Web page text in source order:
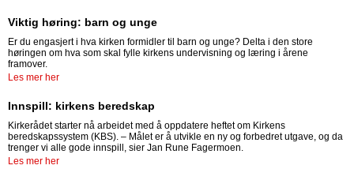
Viktig høring: barn og unge
Er du engasjert i hva kirken formidler til barn og unge? Delta i den store
høringen om hva som skal fylle kirkens undervisning og læring i årene
framover.
Les mer her
Innspill: kirkens beredskap
Kirkerådet starter nå arbeidet med å oppdatere heftet om Kirkens
beredskapssystem (KBS). – Målet er å utvikle en ny og forbedret utgave, og da
trenger vi alle gode innspill, sier Jan Rune Fagermoen.
Les mer her